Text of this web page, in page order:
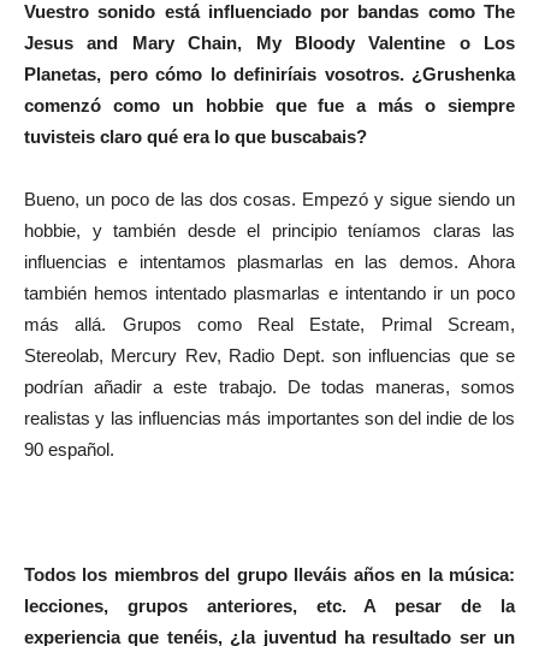
Vuestro sonido está influenciado por bandas como The
Jesus and Mary Chain, My Bloody Valentine o Los
Planetas, pero cómo lo definiríais vosotros. ¿Grushenka
comenzó como un hobbie que fue a más o siempre
tuvisteis claro qué era lo que buscabais?
Bueno, un poco de las dos cosas. Empezó y sigue siendo un
hobbie, y también desde el principio teníamos claras las
influencias e intentamos plasmarlas en las demos. Ahora
también hemos intentado plasmarlas e intentando ir un poco
más allá. Grupos como Real Estate, Primal Scream,
Stereolab, Mercury Rev, Radio Dept. son influencias que se
podrían añadir a este trabajo. De todas maneras, somos
realistas y las influencias más importantes son del indie de los
90 español.
Todos los miembros del grupo lleváis años en la música:
lecciones, grupos anteriores, etc. A pesar de la
experiencia que tenéis, ¿la juventud ha resultado ser un